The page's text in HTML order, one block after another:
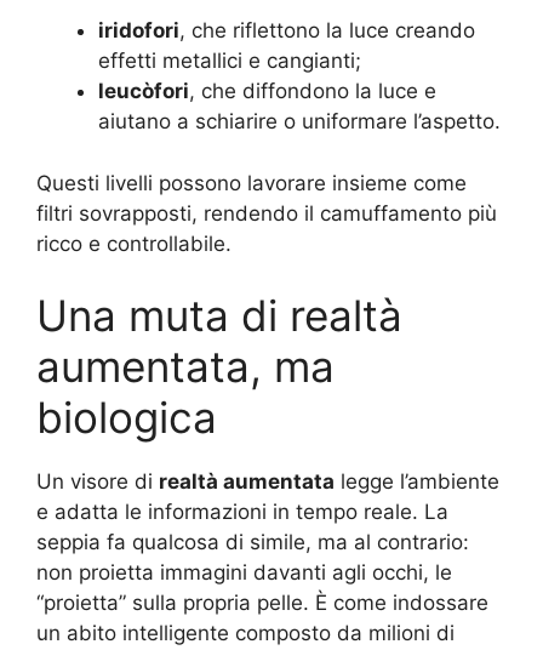
iridofori, che riflettono la luce creando
effetti metallici e cangianti;
leucòfori, che diffondono la luce e
aiutano a schiarire o uniformare l’aspetto.
Questi livelli possono lavorare insieme come
filtri sovrapposti, rendendo il camuffamento più
ricco e controllabile.
Una muta di realtà
aumentata, ma
biologica
Un visore di realtà aumentata legge l’ambiente
e adatta le informazioni in tempo reale. La
seppia fa qualcosa di simile, ma al contrario:
non proietta immagini davanti agli occhi, le
“proietta” sulla propria pelle. È come indossare
un abito intelligente composto da milioni di